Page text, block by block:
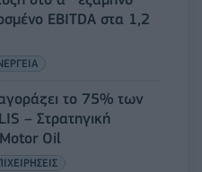
EBITDA στα 1,2
το 75% των
– Στρατηγική
Oil